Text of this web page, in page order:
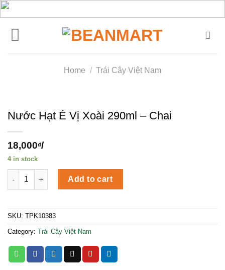
Skip
to
content
Home / Trái Cây Việt Nam
Nước Hạt É Vị Xoài 290ml – Chai
18,000₫/
4 in stock
Nước Hạt É Vị Xoài 290ml - Chai quantity
Add to cart
SKU: TPK10383
Category: Trái Cây Việt Nam